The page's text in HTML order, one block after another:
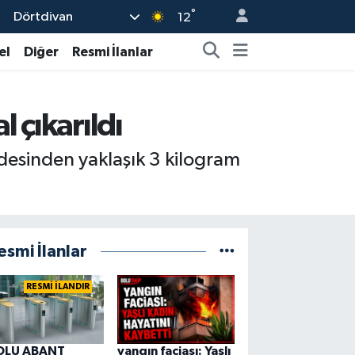
Dörtdivan 12°
Diğer Resmi İlanlar
yaklaşık 3 kilogram
İlanlar
RESMİ İLANDIR
ABANT
yangın faciası: Yaşlı